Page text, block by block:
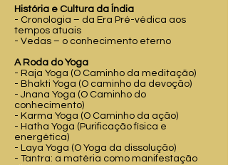
História e Cultura da Índia
- Cronologia – da Era Pré-védica aos
tempos atuais
- Vedas – o conhecimento eterno
A Roda do Yoga
- Raja Yoga (O Caminho da meditação)
- Bhakti Yoga (O caminho da devoção)
- Jnana Yoga (O Caminho do
conhecimento)
- Karma Yoga (O Caminho da ação)
- Hatha Yoga (Purificação física e
energética)
- Laya Yoga (O Yoga da dissolução)
- Tantra: a matéria como manifestação